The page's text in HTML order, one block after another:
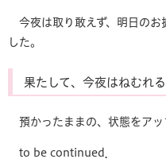
今夜は取り敢えず、明日のお
した。
果たして、今夜はねむれ
預かったままの、状態をアッ
to be continued．